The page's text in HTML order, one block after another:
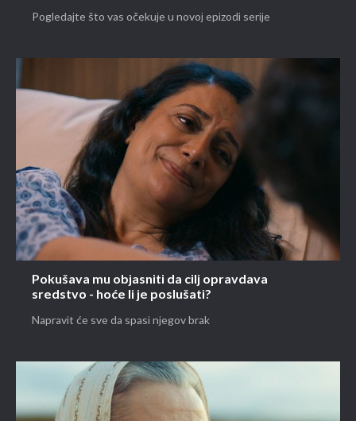
Pogledajte što vas očekuje u novoj epizodi serije
Pokušava mu objasniti da cilj opravdava
sredstvo - hoće li je poslušati?
Napravit će sve da spasi njegov brak